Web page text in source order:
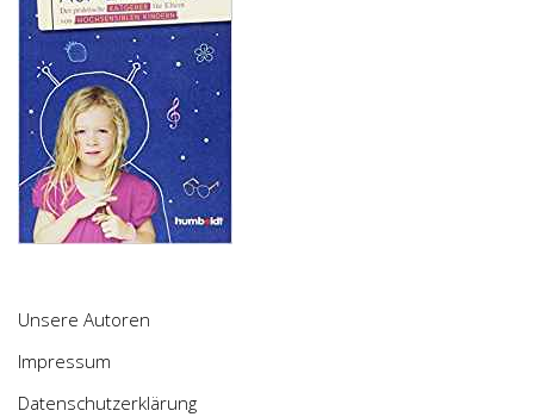
Unsere Autoren
Impressum
Datenschutzerklärung